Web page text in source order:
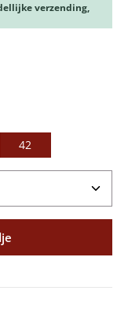
verzending,
42